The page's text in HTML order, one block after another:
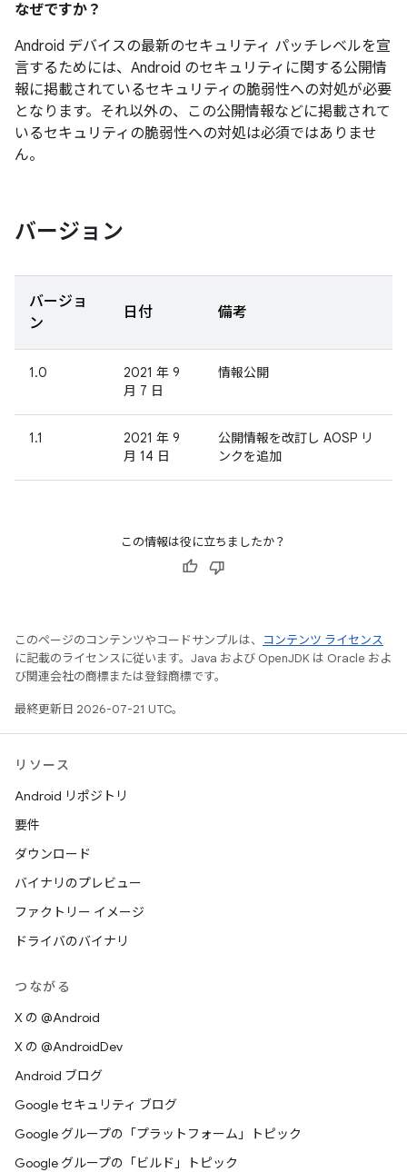
なぜですか？
Android デバイスの最新のセキュリティ パッチレベルを宣
言するためには、Android のセキュリティに関する公開情
報に掲載されているセキュリティの脆弱性への対処が必要
となります。それ以外の、この公開情報などに掲載されて
いるセキュリティの脆弱性への対処は必須ではありませ
ん。
バージョン
バージョ
ン
日付 備考
1.0
2021 年 9
月 7 日
情報公開
1.1
2021 年 9
月 14 日
公開情報を改訂し AOSP リ
ンクを追加
この情報は役に立ちましたか？
このページのコンテンツやコードサンプルは、
コンテンツ ライセンス
に記載のライセンスに従います。Java および OpenJDK は Oracle およ
び関連会社の商標または登録商標です。
最終更新日 2026-07-21 UTC。
リソース
Android リポジトリ
要件
ダウンロード
バイナリのプレビュー
ファクトリー イメージ
ドライバのバイナリ
つながる
X の @Android
X の @AndroidDev
Android ブログ
Google セキュリティ ブログ
Google グループの「プラットフォーム」トピック
Google グループの「ビルド」トピック